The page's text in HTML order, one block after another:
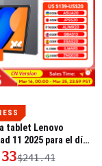
tablet Lenovo
11 2025 para el día
$241.41